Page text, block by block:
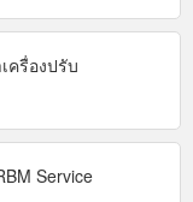
ครื่องปรับ
Service